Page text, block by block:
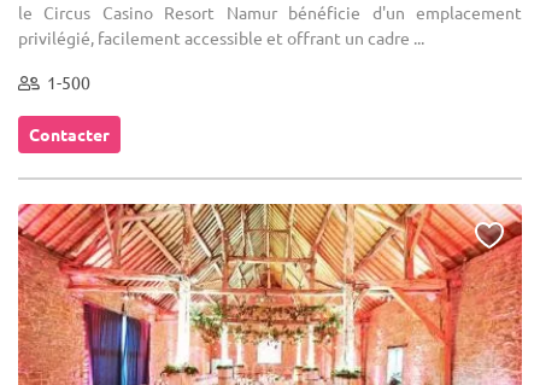
le Circus Casino Resort Namur bénéficie d'un emplacement
privilégié, facilement accessible et offrant un cadre ...
1-500
Contacter